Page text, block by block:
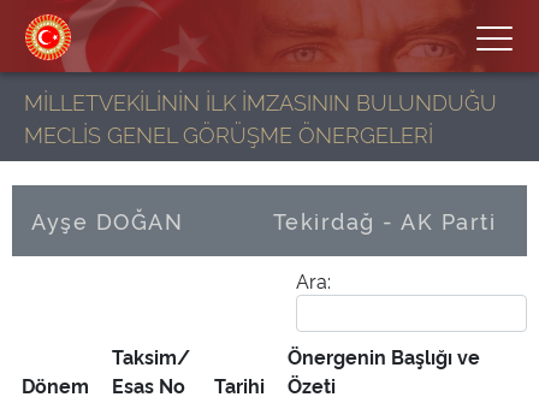
MİLLETVEKİLİNİN İLK İMZASININ BULUNDUĞU
MECLİS GENEL GÖRÜŞME ÖNERGELERİ
Ayşe DOĞAN Tekirdağ - AK Parti
Ara:
Dönem
Taksim/
Esas No
Tarihi
Önergenin Başlığı ve
Özeti